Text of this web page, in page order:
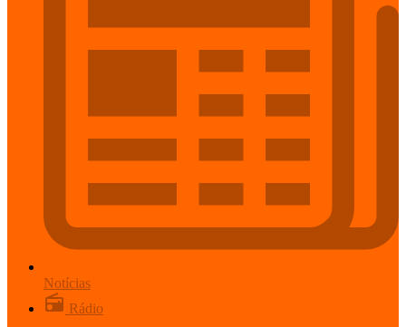
Notícias
Rádio